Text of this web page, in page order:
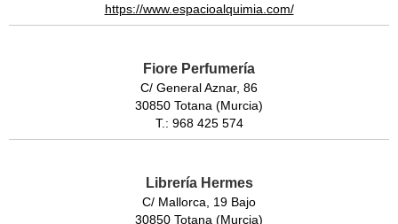
https://www.espacioalquimia.com/
Fiore Perfumería
C/ General Aznar, 86
30850 Totana (Murcia)
T.: 968 425 574
Librería Hermes
C/ Mallorca, 19 Bajo
30850 Totana (Murcia)